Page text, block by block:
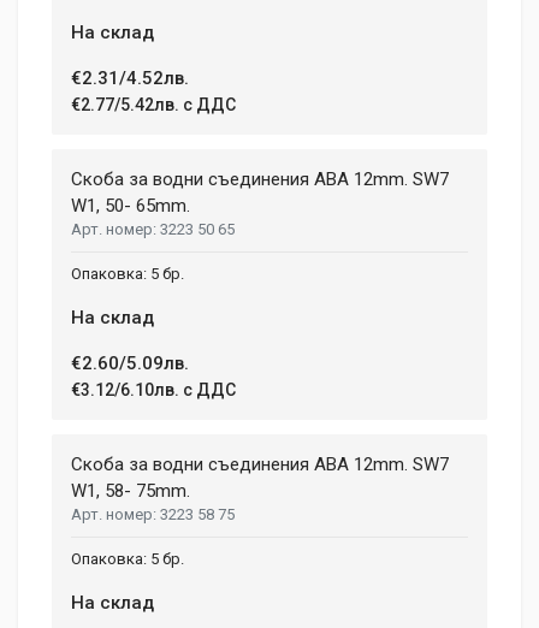
На склад
€2.31/4.52лв.
€2.77/5.42лв. с ДДС
Скоба за водни съединения ABA 12mm. SW7
W1, 50- 65mm.
3223 50 65
5 бр.
На склад
€2.60/5.09лв.
€3.12/6.10лв. с ДДС
Скоба за водни съединения ABA 12mm. SW7
W1, 58- 75mm.
3223 58 75
5 бр.
На склад